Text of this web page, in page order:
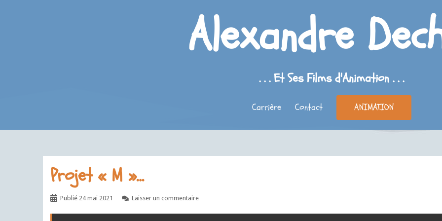
Alexandre
. . . Et Ses Films d'Animation . . .
Carrière Contact ANIMATION
Projet « M »…
Publié 24 mai 2021 Laisser un commentaire